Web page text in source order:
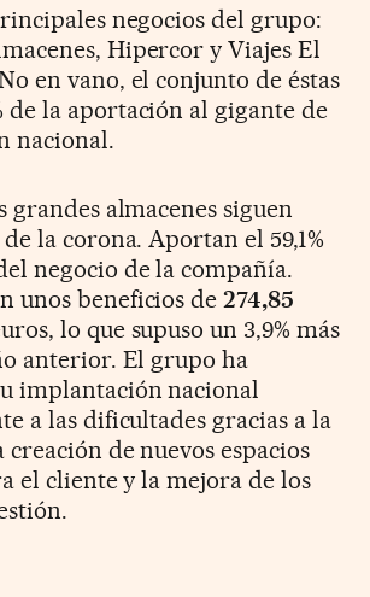
negocios del grupo:
Hipercor y Viajes El
en vano, el conjunto de éstas
de la aportación al gigante de
nacional.
grandes almacenes siguen
la corona. Aportan el 59,1%
negocio de la compañía.
unos beneficios de274,85
lo que supuso un 3,9% más
anterior. El grupo ha
implantación nacional
a las dificultades gracias a la
de nuevos espacios
el cliente y la mejora de los